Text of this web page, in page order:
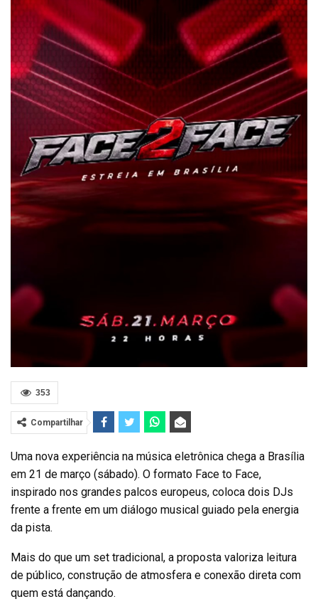
353
Compartilhar
Uma nova experiência na música eletrônica chega a Brasília
em 21 de março (sábado). O formato Face to Face,
inspirado nos grandes palcos europeus, coloca dois DJs
frente a frente em um diálogo musical guiado pela energia
da pista.
Mais do que um set tradicional, a proposta valoriza leitura
de público, construção de atmosfera e conexão direta com
quem está dançando.